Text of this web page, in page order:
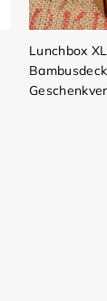
Lunchbox